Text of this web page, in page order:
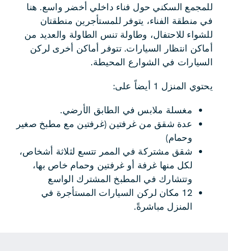
للمجمع السكني حول فناء داخلي أخضر واسع. هنا
في منطقة الفناء، يتوفر للمستأجرين منطقتان
للشواء للاحتفال، وطاولة تنس الطاولة والعديد من
أماكن انتظار السيارات. تتوفر أماكن أخرى لركن
السيارات في الشوارع المحيطة.
يحتوي المنزل 1 أيضاً على:
مغسلة ملابس في الطابق الأرضي.
عدة شقق من غرفتين (غرفتين مع مطبخ صغير
وحمام)
شقق مشتركة في الممر تتسع لثلاثة أشخاص،
لكل منها غرفة أو غرفتين وحمام خاص بها،
وتتشارك في المطبخ المشترك الواسع
12 مكان لركن السيارات المستأجرة في
المنزل مباشرةً.